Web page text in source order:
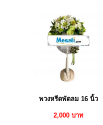
พวงหรีดพัดลม 16 นิ้ว
2,000 บาท